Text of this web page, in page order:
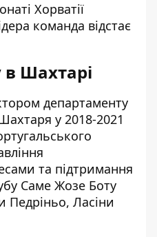
Хорватії
команда відстає
Шахтарі
департаменту
у 2018-2021
та підтримання
Саме Жозе Боту
Педріньо, Ласіни